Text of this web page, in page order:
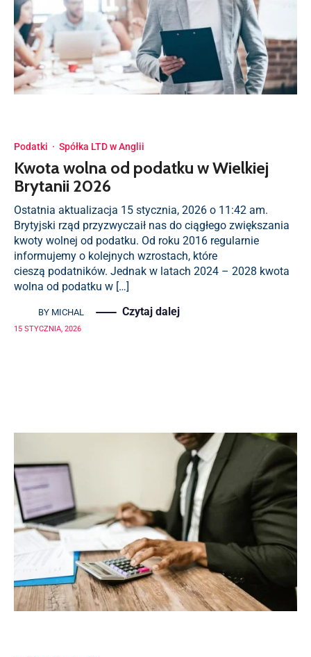
Podatki · Spółka LTD w Anglii
Kwota wolna od podatku w Wielkiej
Brytanii 2026
Ostatnia aktualizacja 15 stycznia, 2026 o 11:42 am.
Brytyjski rząd przyzwyczaił nas do ciągłego zwiększania
kwoty wolnej od podatku. Od roku 2016 regularnie
informujemy o kolejnych wzrostach, które
cieszą podatników. Jednak w latach 2024 – 2028 kwota
wolna od podatku w […]
BY MICHAL Czytaj dalej
15 STYCZNIA, 2026